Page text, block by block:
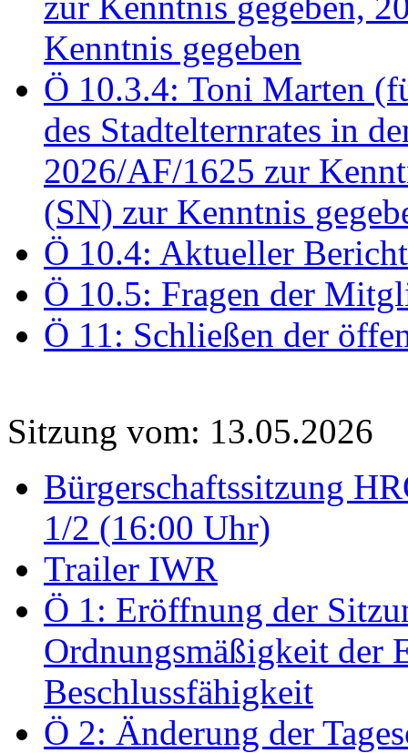
Kenntnis gegeben
Ö 10.3.4: Toni Marten
des Stadtelternrates in
2026/AF/1625 zur
(SN) zur Kenntnis
Ö 10.4: Aktueller
Ö 10.5: Fragen der
Ö 11: Schließen der
Sitzung vom: 13.05.2026
Bürgerschaftssitzung
1/2 (16:00 Uhr)
Trailer IWR
Ö 1: Eröffnung der
Ordnungsmäßigkeit der
Beschlussfähigkeit
Ö 2: Änderung der